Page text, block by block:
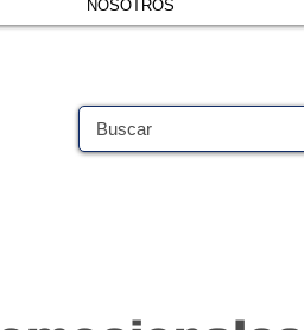
NOSOTROS